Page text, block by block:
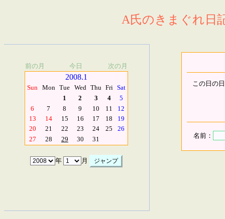
A氏のきまぐれ日
前の月 今日 次の月
2008.1
Sun Mon Tue Wed Thu Fri Sat
1
2 3 4
5
6
7 8 9 10 11
12
13
14 15 16 17 18
19
20
21 22 23 24 25
26
27
28 29 30 31
年 月
この日の
名前：